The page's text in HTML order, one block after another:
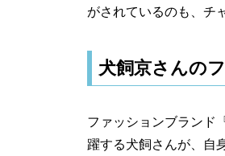
がされているのも、チ
犬飼京さんの
ファッションブランド
躍する犬飼さんが、自